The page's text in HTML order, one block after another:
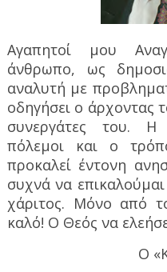
Αγαπητοί μου
άνθρωπο, ως
αναλυτή με
οδηγήσει ο άρχοντας
συνεργάτες του. Η
πόλεμοι και ο
προκαλεί έντονη
συχνά να
χάριτος. Μόνο από
καλό! Ο Θεός να
Ο